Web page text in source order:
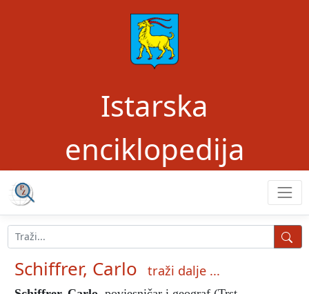
Istarska
enciklopedija
Schiffrer, Carlo traži dalje ...